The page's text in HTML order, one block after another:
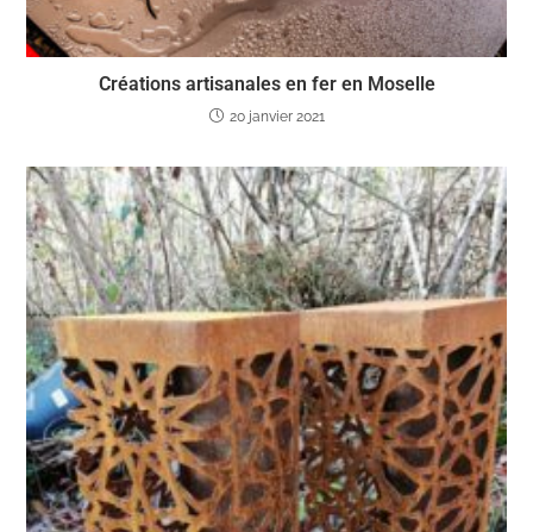
Créations artisanales en fer en Moselle
20 janvier 2021